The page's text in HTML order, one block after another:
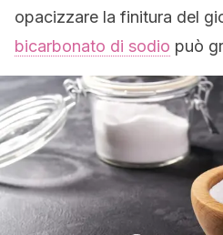
opacizzare la finitura del
bicarbonato di sodio può